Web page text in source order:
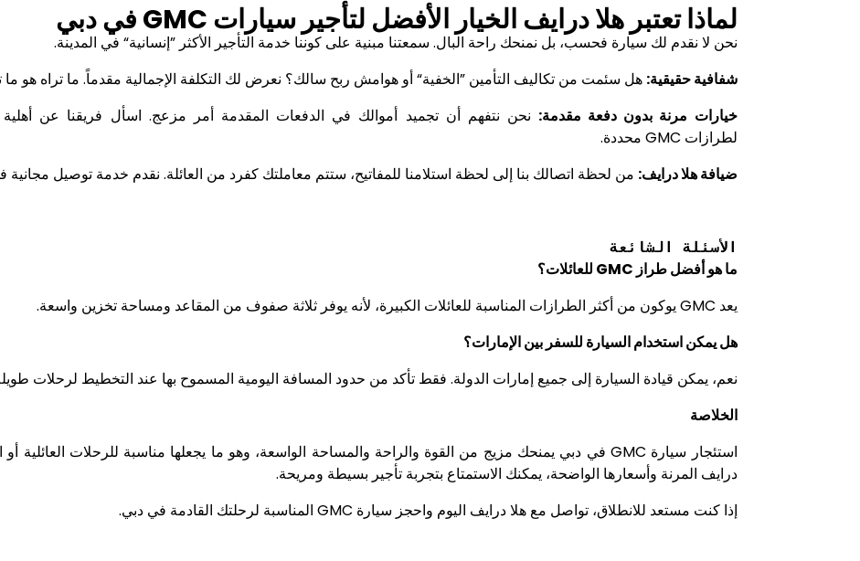
لماذا تعتبر هلا درايف الخيار الأفضل لتأجير سيارات GMC في دبي
نحن لا نقدم لك سيارة فحسب، بل نمنحك راحة البال. سمعتنا مبنية على كوننا خدمة التأجير الأكثر ”إنسانية“ في المدينة.
شفافية حقيقية: هل سئمت من تكاليف التأمين ”الخفية“ أو هوامش ربح سالك؟ نعرض لك التكلفة الإجمالية مقدماً. ما تراه هو ما
خيارات مرنة بدون دفعة مقدمة: نحن نتفهم أن تجميد أموالك في الدفعات المقدمة أمر مزعج. اسأل فريقنا عن
لطرازات GMC محددة.
ضيافةهلا درايف: من لحظة اتصالك بنا إلى لحظة استلامنا للمفاتيح، ستتم معاملتك كفرد من العائلة. نقدم خدمة توصيل
الأسئلة الشائعة
ما هو أفضل طراز GMC للعائلات؟
يعد GMCيوكون من أكثر الطرازات المناسبة للعائلات الكبيرة، لأنه يوفر ثلاثة صفوف من المقاعد ومساحة تخزين واسعة.
هل يمكن استخدام السيارة للسفر بين الإمارات؟
نعم، يمكن قيادة السيارة إلى جميع إمارات الدولة. فقط تأكد من حدود المسافة اليومية المسموح بها عند التخطيط لرحلات
الخلاصة
استئجار سيارة GMC في دبي يمنحك مزيج من القوة والراحة والمساحة الواسعة، وهو ما يجعلها مناسبة للرحلات العائلية
درايف المرنة وأسعارها الواضحة، يمكنك الاستمتاع بتجربة تأجير بسيطة ومريحة.
إذا كنت مستعد للانطلاق، تواصل مع هلا درايف اليوم واحجز سيارة GMC المناسبة لرحلتك القادمة في دبي.